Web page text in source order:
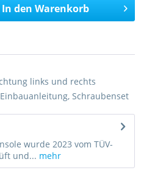
In den Warenkorb
links und rechts
Einbauanleitung, Schraubenset
wurde 2023 vom TÜV-
und... mehr